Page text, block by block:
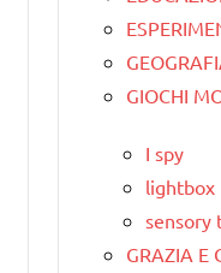
GIOCHI
I spy
lightbox
sensory
GRAZIA E